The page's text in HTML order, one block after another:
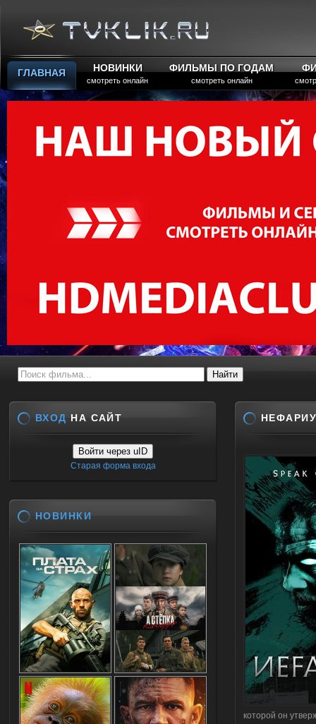
ГЛАВНАЯ НОВИНКИ
смотреть онлайн
ФИЛЬМЫ ПО ГОДАМ
смотреть онлайн
которой он
ВХОД НА САЙТ
Войти через uID
Старая форма входа
НОВИНКИ